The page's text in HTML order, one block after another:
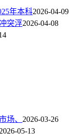
年本科2026-04-09
突浮2026-04-08
场、 2026-03-26
05-13